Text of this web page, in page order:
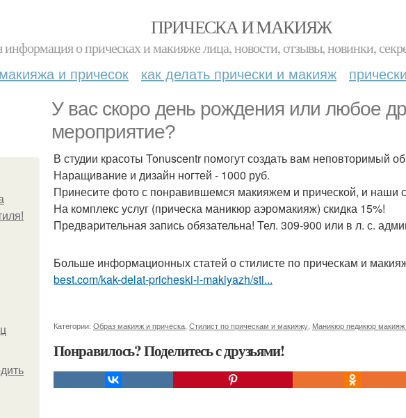
ПРИЧЕСКА И МАКИЯЖ
информация о прическах и макияже лица, новости, отзывы, новинки,
и причесок как делать прически и макияж
У вас скоро день рождения или любое
мероприятие?
В студии красоты Tonuscentr помогут создать вам неповторимый
Наращивание и дизайн ногтей - 1000 руб.
Принесите фото с понравившемся макияжем и прической, и наши
На комплекс услуг (прическа маникюр аэромакияж) скидка 15%!
Предварительная запись обязательна! Тел. 309-900 или в л. с.
Больше информационных статей о стилисте по прическам и
best.com/kak-delat-pricheski-i-makiyazh/sti...
Категории: Образ макияж и прическа Стилист по прическам и макияжу Маникюр педикюр макияж
Понравилось? Поделитесь с друзьями!